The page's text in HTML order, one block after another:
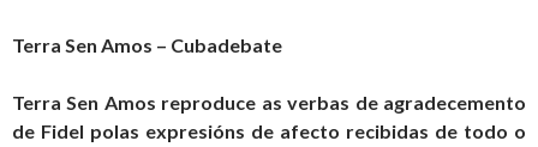
Terra Sen Amos – Cubadebate
Terra Sen Amos reproduce as verbas de agradecemento
de Fidel polas expresións de afecto recibidas de todo o